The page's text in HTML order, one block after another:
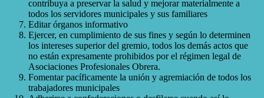
contribuya a preservar la salud y mejorar materialmente a
todos los servidores municipales y sus familiares
Editar órganos informativo
Ejercer, en cumplimiento de sus fines y según lo determinen
los intereses superior del gremio, todos los demás actos que
no están expresamente prohibidos por el régimen legal de
Asociaciones Profesionales Obrera.
Fomentar pacíficamente la unión y agremiación de todos los
trabajadores municipales